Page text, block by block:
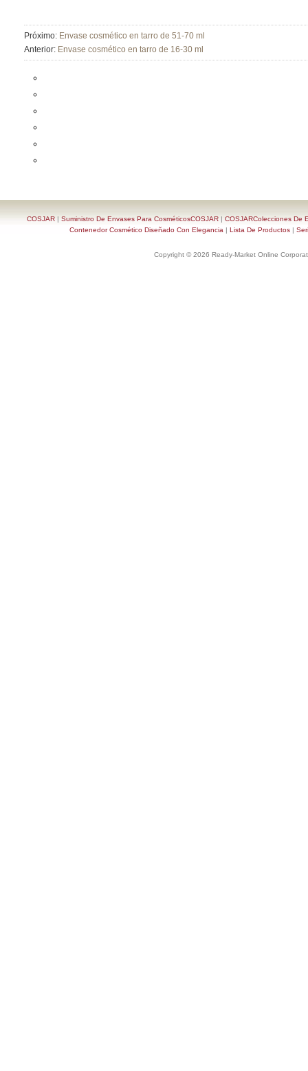
Próximo: Envase cosmético en tarro de 51-70 ml
Anterior: Envase cosmético en tarro de 16-30 ml
COSJAR| Suministro De Envases Para CosméticosCOSJAR| COSJARColecciones De
Contenedor Cosmético Diseñado Con Elegancia | Lista De Productos |
Copyright © 2026 Ready-Market Online